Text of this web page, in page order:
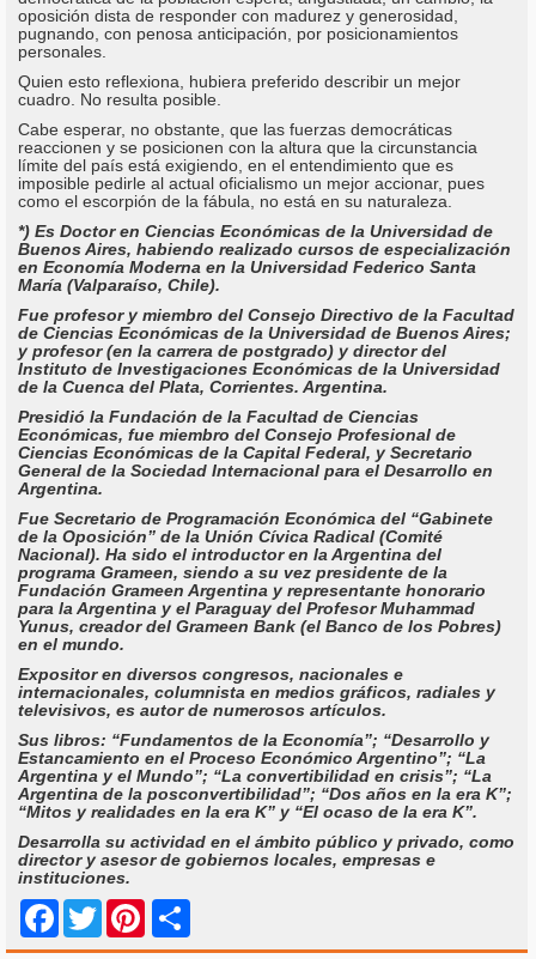
oposición dista de responder con madurez y generosidad,
pugnando, con penosa anticipación, por posicionamientos
personales.
Quien esto reflexiona, hubiera preferido describir un mejor
cuadro. No resulta posible.
Cabe esperar, no obstante, que las fuerzas democráticas
reaccionen y se posicionen con la altura que la circunstancia
límite del país está exigiendo, en el entendimiento que es
imposible pedirle al actual oficialismo un mejor accionar, pues
como el escorpión de la fábula, no está en su naturaleza.
*) Es Doctor en Ciencias Económicas de la Universidad de
Buenos Aires, habiendo realizado cursos de especialización
en Economía Moderna en la Universidad Federico Santa
María (Valparaíso, Chile).
Fue profesor y miembro del Consejo Directivo de la Facultad
de Ciencias Económicas de la Universidad de Buenos Aires;
y profesor (en la carrera de postgrado) y director del
Instituto de Investigaciones Económicas de la Universidad
de la Cuenca del Plata, Corrientes. Argentina.
Presidió la Fundación de la Facultad de Ciencias
Económicas, fue miembro del Consejo Profesional de
Ciencias Económicas de la Capital Federal, y Secretario
General de la Sociedad Internacional para el Desarrollo en
Argentina.
Fue Secretario de Programación Económica del “Gabinete
de la Oposición” de la Unión Cívica Radical (Comité
Nacional). Ha sido el introductor en la Argentina del
programa Grameen, siendo a su vez presidente de la
Fundación Grameen Argentina y representante honorario
para la Argentina y el Paraguay del Profesor Muhammad
Yunus, creador del Grameen Bank (el Banco de los Pobres)
en el mundo.
Expositor en diversos congresos, nacionales e
internacionales, columnista en medios gráficos, radiales y
televisivos, es autor de numerosos artículos.
Sus libros: “Fundamentos de la Economía”; “Desarrollo y
Estancamiento en el Proceso Económico Argentino”; “La
Argentina y el Mundo”; “La convertibilidad en crisis”; “La
Argentina de la posconvertibilidad”; “Dos años en la era K”;
“Mitos y realidades en la era K” y “El ocaso de la era K”.
Desarrolla su actividad en el ámbito público y privado, como
director y asesor de gobiernos locales, empresas e
instituciones.
Facebook
Twitter Pinterest